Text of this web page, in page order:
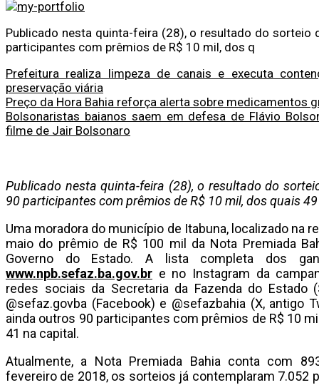
Publicado nesta quinta-feira (28), o resultado do
participantes com prêmios de R$ 10 mil, dos q
Prefeitura realiza limpeza de canais e executa
preservação viária
Preço da Hora Bahia reforça alerta sobre medicamentos
Bolsonaristas baianos saem em defesa de Flávio
filme de Jair Bolsonaro
Publicado nesta quinta-feira (28), o resultado do
90 participantes com prêmios de R$ 10 mil, dos quais
Uma moradora do município de Itabuna, localizado na
maio do prêmio de R$ 100 mil da Nota Premiada
Governo do Estado. A lista completa dos
www.npb.sefaz.ba.gov.br e no Instagram da
redes sociais da Secretaria da Fazenda do Estado
@sefaz.govba (Facebook) e @sefazbahia (X, antigo
ainda outros 90 participantes com prêmios de R$ 10
41 na capital.
Atualmente, a Nota Premiada Bahia conta com
fevereiro de 2018, os sorteios já contemplaram 7.052